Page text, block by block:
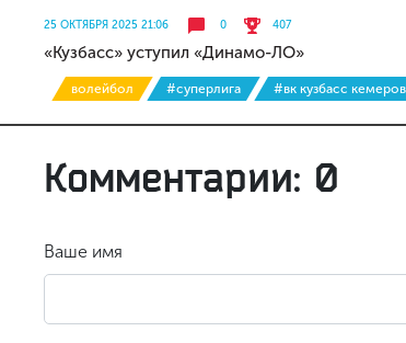
25 ОКТЯБРЯ 2025 21:06 0 407
«Кузбасс» уступил «Динамо-ЛО»
волейбол #суперлига #вк кузбасс
Комментарии: 0
Ваше имя